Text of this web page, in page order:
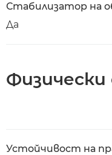
Стабилизатор на
Да
Устойчивост на